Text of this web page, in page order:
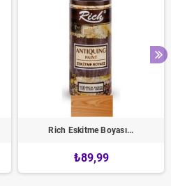
Rich Eskitme Boyası...
₺89,99